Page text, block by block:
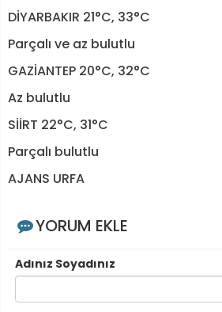
DİYARBAKIR 21°C, 33°C
Parçalı ve az bulutlu
GAZİANTEP 20°C, 32°C
Az bulutlu
SİİRT 22°C, 31°C
Parçalı bulutlu
AJANS URFA
YORUM EKLE
Adınız Soyadınız